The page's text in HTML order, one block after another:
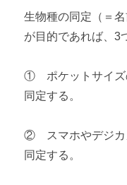
生物種の同定（＝
が目的であれば、3
① ポケットサイズ
同定する。
② スマホやデジカ
同定する。